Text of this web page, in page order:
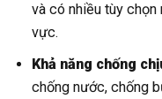
và có nhiều tùy
vực.
Khả năng chống
chống nước, chống